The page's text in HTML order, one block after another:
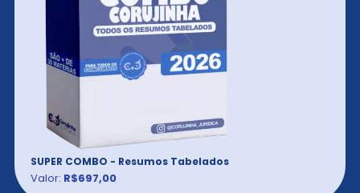
SUPER COMBO - Resumos Tabelados
Valor: R$697,00